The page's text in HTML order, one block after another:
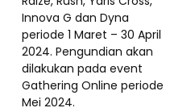
Innova G dan Dyna
periode 1 Maret – 30 April
2024. Pengundian akan
dilakukan pada event
Gathering Online periode
Mei 2024.